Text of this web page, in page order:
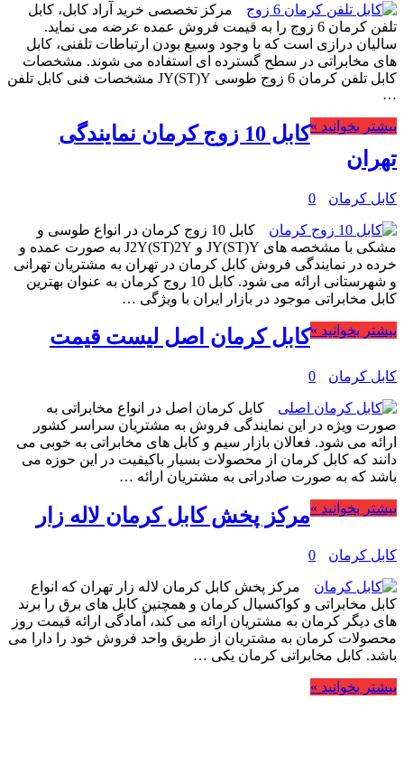
مرکز تخصصی خرید آراد کابل، کابل
تلفن کرمان 6 زوج را به قیمت فروش عمده عرضه می نماید.
سالیان درازی است که با وجود وسیع بودن ارتباطات تلفنی، کابل
های مخابراتی در سطح گسترده ای استفاده می شوند. مشخصات
کابل تلفن کرمان 6 زوج طوسی JY(ST)Y مشخصات فنی کابل تلفن
…
بیشتر بخوانید »
کابل 10 زوج کرمان نمایندگی
تهران
کابل کرمان 0
کابل 10 زوج کرمان در انواع طوسی و
مشکی با مشخصه های JY(ST)Y و J2Y(ST)2Y به صورت عمده و
خرده در نمایندگی فروش کابل کرمان در تهران به مشتریان تهرانی
و شهرستانی ارائه می شود. کابل 10 روج کرمان به عنوان بهترین
کابل مخابراتی موجود در بازار ایران با ویژگی …
بیشتر بخوانید »کابل کرمان اصل لیست قیمت
کابل کرمان 0
کابل کرمان اصل در انواع مخابراتی به
صورت ویژه در این نمایندگی فروش به مشتریان سراسر کشور
ارائه می شود. فعالان بازار سیم و کابل های مخابراتی به خوبی می
دانند که کابل کرمان از محصولات بسیار باکیفیت در این حوزه می
باشد که به صورت صادراتی به مشتریان ارائه …
بیشتر بخوانید »مرکز پخش کابل کرمان لاله زار
کابل کرمان 0
مرکز پخش کابل کرمان لاله زار تهران که انواع
کابل مخابراتی و کواکسیال کرمان و همچنین کابل های برق را برند
های دیگر کرمان به مشتریان ارائه می کند، آمادگی ارائه قیمت روز
محصولات کرمان به مشتریان از طریق واحد فروش خود را دارا می
باشد. کابل مخابراتی کرمان یکی …
بیشتر بخوانید »